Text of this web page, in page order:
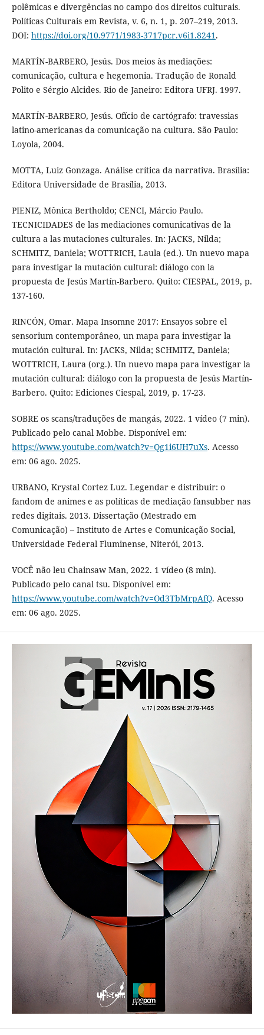
polêmicas e divergências no campo dos direitos culturais.
Políticas Culturais em Revista, v. 6, n. 1, p. 207–219, 2013.
DOI: https://doi.org/10.9771/1983-3717pcr.v6i1.8241.
MARTÍN-BARBERO, Jesús. Dos meios às mediações:
comunicação, cultura e hegemonia. Tradução de Ronald
Polito e Sérgio Alcides. Rio de Janeiro: Editora UFRJ. 1997.
MARTÍN-BARBERO, Jesús. Ofício de cartógrafo: travessias
latino-americanas da comunicação na cultura. São Paulo:
Loyola, 2004.
MOTTA, Luiz Gonzaga. Análise crítica da narrativa. Brasília:
Editora Universidade de Brasília, 2013.
PIENIZ, Mônica Bertholdo; CENCI, Márcio Paulo.
TECNICIDADES de las mediaciones comunicativas de la
cultura a las mutaciones culturales. In: JACKS, Nilda;
SCHMITZ, Daniela; WOTTRICH, Laula (ed.). Un nuevo mapa
para investigar la mutación cultural: diálogo con la
propuesta de Jesús Martín-Barbero. Quito: CIESPAL, 2019, p.
137-160.
RINCÓN, Omar. Mapa Insomne 2017: Ensayos sobre el
sensorium contemporâneo, un mapa para investigar la
mutación cultural. In: JACKS, Nilda; SCHMITZ, Daniela;
WOTTRICH, Laura (org.). Un nuevo mapa para investigar la
mutación cultural: diálogo con la propuesta de Jesús Martín-
Barbero. Quito: Ediciones Ciespal, 2019, p. 17-23.
SOBRE os scans/traduções de mangás, 2022. 1 vídeo (7 min).
Publicado pelo canal Mobbe. Disponível em:
https://www.youtube.com/watch?v=Qg1i6UH7uXs. Acesso
em: 06 ago. 2025.
URBANO, Krystal Cortez Luz. Legendar e distribuir: o
fandom de animes e as políticas de mediação fansubber nas
redes digitais. 2013. Dissertação (Mestrado em
Comunicação) – Instituto de Artes e Comunicação Social,
Universidade Federal Fluminense, Niterói, 2013.
VOCÊ não leu Chainsaw Man, 2022. 1 vídeo (8 min).
Publicado pelo canal tsu. Disponível em:
https://www.youtube.com/watch?v=Od3TbMrpAfQ. Acesso
em: 06 ago. 2025.